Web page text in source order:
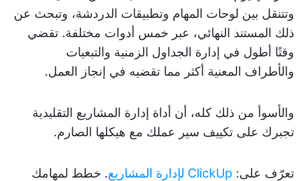
وتتنقل بين لوحات المهام وتطبيقات الدردشة، وتبحث عن
ذلك المستند النهائي، عبر خمس أدوات مختلفة. تقضي
وقتًا أطول في إدارة الجداول الزمنية والتبعيات
والأطراف المعنية أكثر مما تقضيه في إنجاز العمل.
والأسوأ من ذلك كله، أن أداة إدارة المشاريع التقليدية
تجبرك على تكييف سير عملك مع هيكلها الصارم.
تعرّف على: ClickUp لإدارة المشاريع
. خطط لمهامك